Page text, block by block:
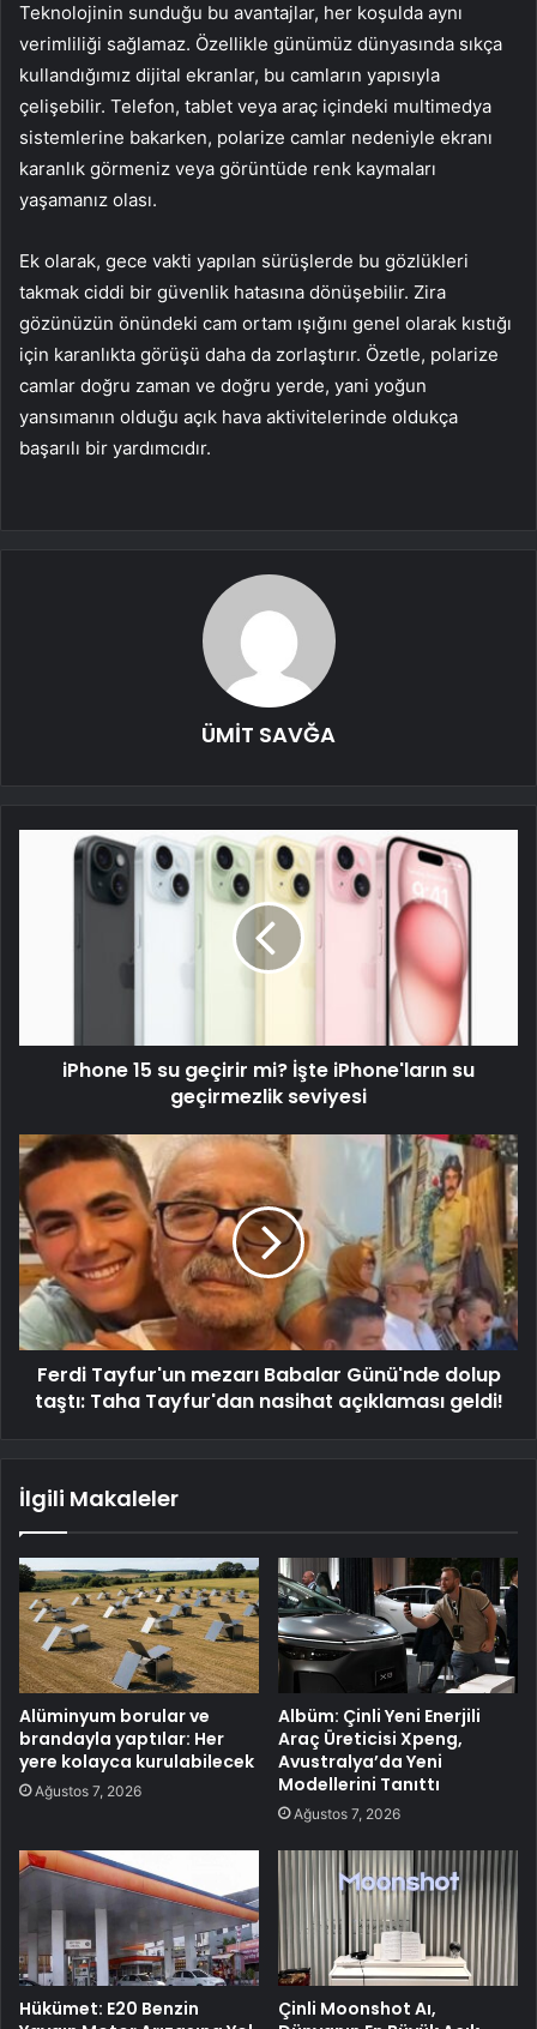
Teknolojinin sunduğu bu avantajlar, her koşulda aynı
verimliliği sağlamaz. Özellikle günümüz dünyasında sıkça
kullandığımız dijital ekranlar, bu camların yapısıyla
çelişebilir. Telefon, tablet veya araç içindeki multimedya
sistemlerine bakarken, polarize camlar nedeniyle ekranı
karanlık görmeniz veya görüntüde renk kaymaları
yaşamanız olası.
Ek olarak, gece vakti yapılan sürüşlerde bu gözlükleri
takmak ciddi bir güvenlik hatasına dönüşebilir. Zira
gözünüzün önündeki cam ortam ışığını genel olarak kıstığı
için karanlıkta görüşü daha da zorlaştırır. Özetle, polarize
camlar doğru zaman ve doğru yerde, yani yoğun
yansımanın olduğu açık hava aktivitelerinde oldukça
başarılı bir yardımcıdır.
ÜMİT SAVĞA
iPhone 15 su geçirir mi? İşte iPhone'ların su
geçirmezlik seviyesi
Ferdi Tayfur'un mezarı Babalar Günü'nde dolup
taştı: Taha Tayfur'dan nasihat açıklaması geldi!
İlgili Makaleler
Alüminyum borular ve
brandayla yaptılar: Her
yere kolayca kurulabilecek
Ağustos 7, 2026
Albüm: Çinli Yeni Enerjili
Araç Üreticisi Xpeng,
Avustralya’da Yeni
Modellerini Tanıttı
Ağustos 7, 2026
Hükümet: E20 Benzin
Çinli Moonshot Aı,